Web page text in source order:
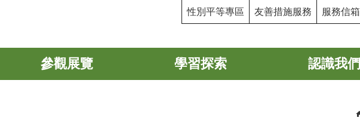
性別平等專區 友善措施服務 服務信箱
參觀展覽 學習探索 認識我們